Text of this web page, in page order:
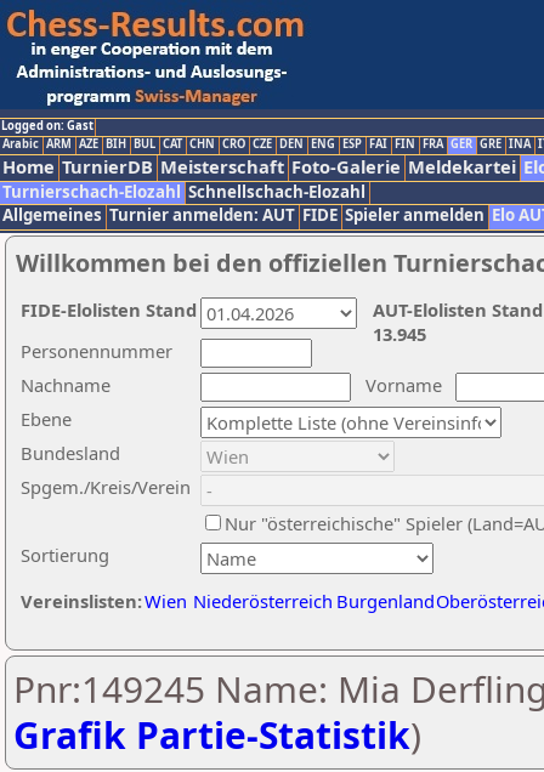
Logged on: Gast
Arabic ARM AZE BIH BUL CAT CHN CRO CZE DEN ENG ESP FAI FIN FRA GER GRE INA
Home TurnierDB Meisterschaft Foto-Galerie Meldekartei
Turnierschach-Elozahl Schnellschach-Elozahl
Allgemeines Turnier anmelden: AUT FIDE Spieler anmelden Elo
Willkommen bei den offiziellen
Nachname
Vorname
Ebene
Sortierung
Personennummer
Bundesland
Spgem./Kreis/Verein
Nur "österreichische" Spieler
Vereinslisten:Wien Niederösterreich Burgenland
AUT-Elolisten
13.945
FIDE-Elolisten Stand
Pnr:149245 Name: Mia
Grafik Partie-Statistik)